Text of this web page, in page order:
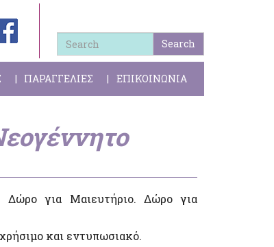
Search
ΠΑΡΑΓΓΕΛΙΕΣ ΕΠΙΚΟΙΝΩΝΙΑ
για Μαιευτήριο. Δώρο για
και εντυπωσιακό.